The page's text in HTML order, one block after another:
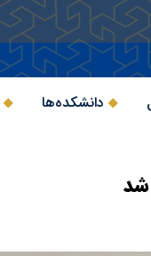
دانشکده‌ها
شد